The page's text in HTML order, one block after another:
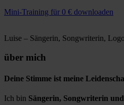
Mini-Training für 0 € downloaden
Luise – Sängerin, Songwriterin,
über mich
Deine Stimme ist meine
Ich bin Sängerin, Songwriterin